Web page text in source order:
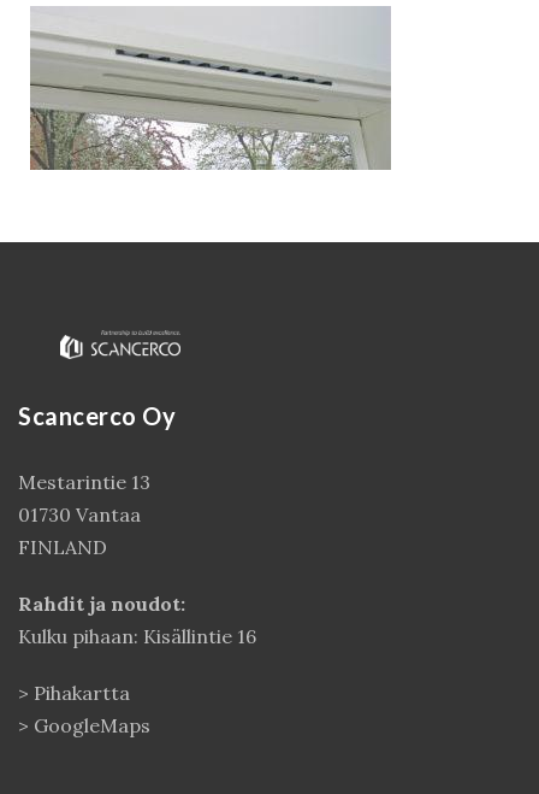
Scancerco Oy
Mestarintie 13
01730 Vantaa
FINLAND
Rahdit ja noudot:
Kulku pihaan: Kisällintie 16
> Pihakartta
> GoogleMaps